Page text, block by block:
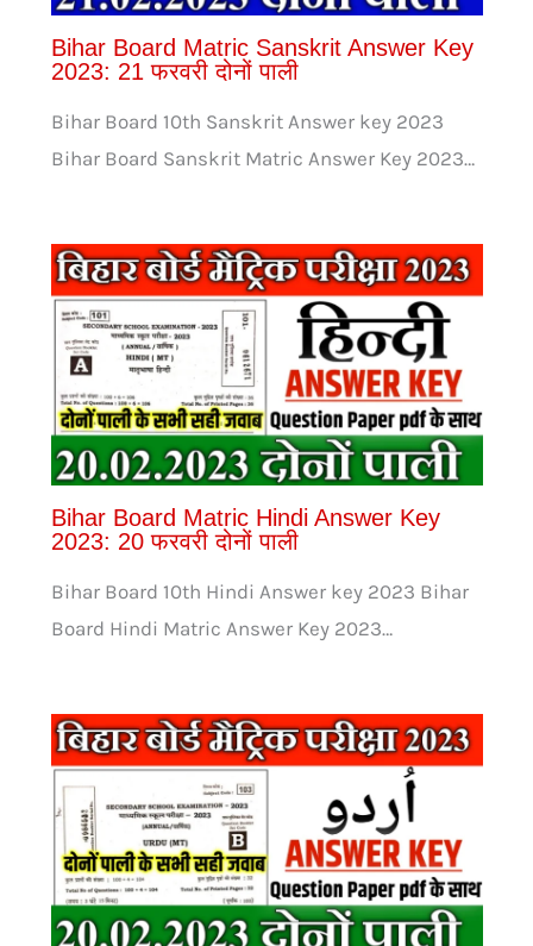
Bihar Board Matric Sanskrit Answer Key
2023: 21 फरवरी दोनों पाली
Bihar Board 10th Sanskrit Answer key 2023
Bihar Board Sanskrit Matric Answer Key 2023…
Bihar Board Matric Hindi Answer Key
2023: 20 फरवरी दोनों पाली
Bihar Board 10th Hindi Answer key 2023 Bihar
Board Hindi Matric Answer Key 2023…